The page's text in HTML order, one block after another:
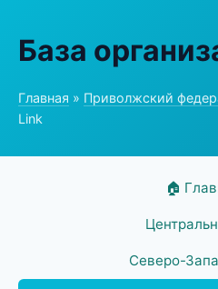
База
Главная » Приволжский
Link
🏠
Северо-